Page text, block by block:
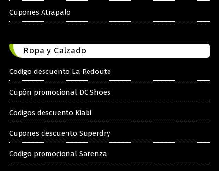
Cupones Atrapalo
Ropa y Calzado
Codigo descuento La Redoute
Cupón promocional DC Shoes
Codigos descuento Kiabi
Cupones descuento Superdry
Codigo promocional Sarenza